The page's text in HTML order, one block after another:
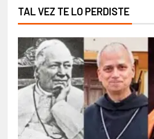
TAL VEZ TE LO PERDISTE